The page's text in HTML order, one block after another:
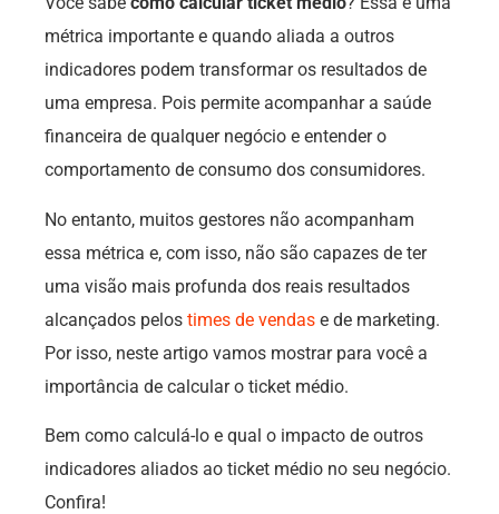
métrica importante e quando aliada a outros
indicadores podem transformar os resultados de
uma empresa. Pois permite acompanhar a saúde
financeira de qualquer negócio e entender o
comportamento de consumo dos consumidores.
No entanto, muitos gestores não acompanham
essa métrica e, com isso, não são capazes de ter
uma visão mais profunda dos reais resultados
alcançados pelos times de vendas e de marketing.
Por isso, neste artigo vamos mostrar para você a
importância de calcular o ticket médio.
Bem como calculá-lo e qual o impacto de outros
indicadores aliados ao ticket médio no seu negócio.
Confira!